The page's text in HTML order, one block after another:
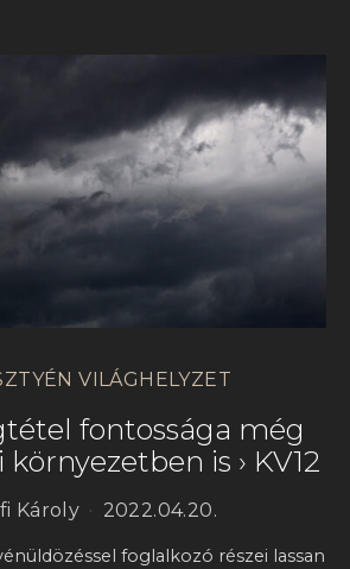
VILÁGHELYZET
fontossága még
is › KV12
Károly 2022.04.20.
foglalkozó részei lassan